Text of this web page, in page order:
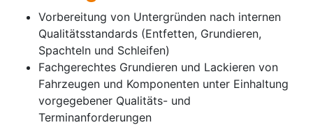
Vorbereitung von Untergründen nach internen
Qualitätsstandards (Entfetten, Grundieren,
Spachteln und Schleifen)
Fachgerechtes Grundieren und Lackieren von
Fahrzeugen und Komponenten unter Einhaltung
vorgegebener Qualitäts- und
Terminanforderungen